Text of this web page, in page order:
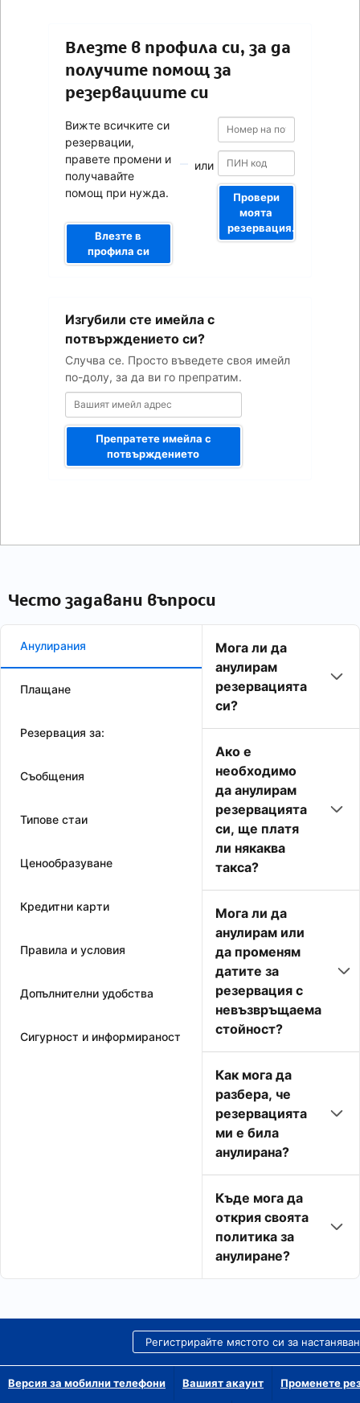
Влезте в профила си, за да
получите помощ за
резервациите си
Вижте всичките си
резервации,
правете промени и
получавайте
помощ при нужда.
Влезте в
профила си
или
Номер
на
потвърждението
Номер
потвърждението
Провери
моята
резервация.
Изгубили сте имейла с
потвърждението си?
Случва се. Просто въведете своя имейл
по-долу, за да ви го препратим.
имейл
адрес
Препратете имейла с
потвърждението
Често задавани въпроси
Анулирания
Плащане
Резервация за:
Съобщения
Типове стаи
Ценообразуване
Кредитни карти
Правила и условия
Допълнителни удобства
Сигурност и информираност
Мога ли да
анулирам
резервацията
си?
Ако е
необходимо
да анулирам
резервацията
си, ще платя
ли някаква
такса?
Мога ли да
анулирам или
да променям
датите за
резервация с
невъзвръщаема
стойност?
Как мога да
разбера, че
резервацията
ми е била
анулирана?
Къде мога да
открия своята
политика за
анулиране?
Регистрирайте мястото си за
Версия за мобилни телефони Вашият акаунт Променете